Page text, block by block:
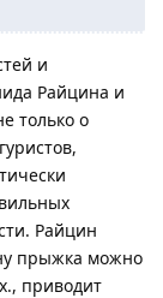
и
Райцина и
только о
Райцин
прыжка можно
приводит